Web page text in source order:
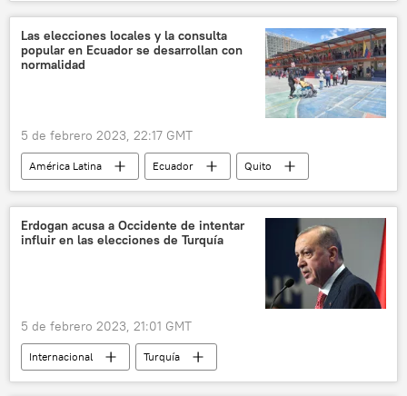
Volodímir Zelenski
📰 Operación rusa de desmilitarización y desnazificación de Ucrania
Las elecciones locales y la consulta
popular en Ecuador se desarrollan con
normalidad
5 de febrero 2023, 22:17 GMT
América Latina Ecuador
Quito
política
Erdogan acusa a Occidente de intentar
influir en las elecciones de Turquía
5 de febrero 2023, 21:01 GMT
Internacional
Turquía
Recep Tayyip Erdogan
política